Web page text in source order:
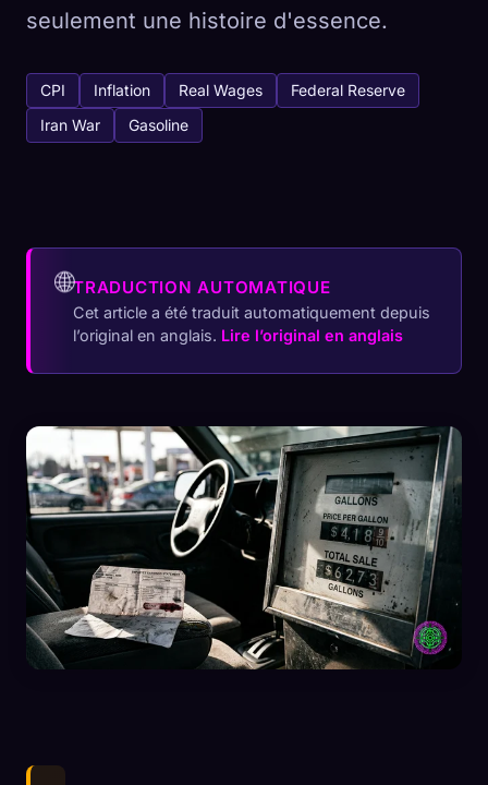
seulement une histoire d'essence.
CPI Inflation Real Wages
Federal Reserve
Iran War
Gasoline
🌐TRADUCTION AUTOMATIQUE
Cet article a été traduit automatiquement depuis
l’original en anglais. Lire l’original en anglais